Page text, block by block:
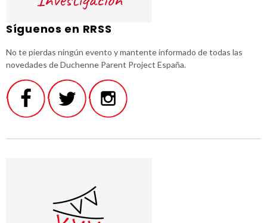
Síguenos en RRSS
No te pierdas ningún evento y mantente informado de todas las
novedades de Duchenne Parent Project España.